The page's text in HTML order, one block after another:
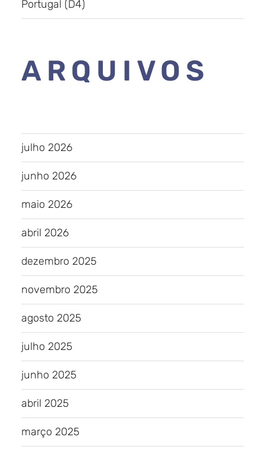
Portugal (D4)
ARQUIVOS
julho 2026
junho 2026
maio 2026
abril 2026
dezembro 2025
novembro 2025
agosto 2025
julho 2025
junho 2025
abril 2025
março 2025